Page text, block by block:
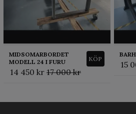
MIDSOMARBORDET
MODELL 24 I FURU
14 450 kr 17 000 kr
KÖP
15